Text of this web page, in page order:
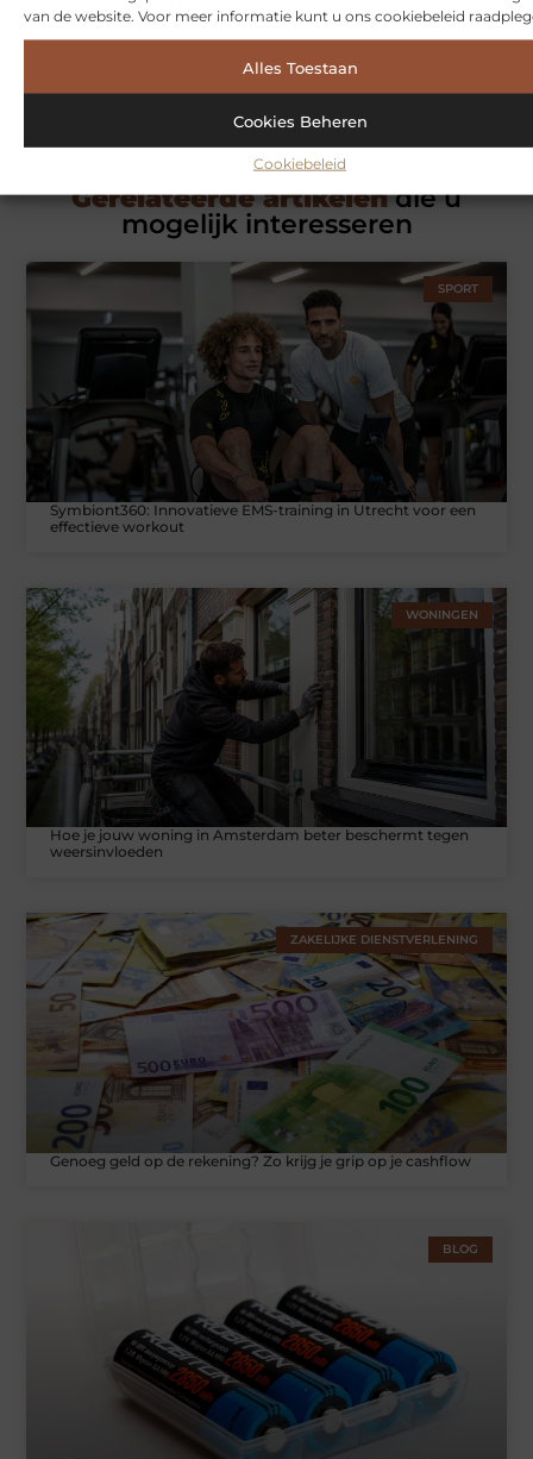
van de website. Voor meer informatie kunt u ons cookiebeleid
Alles Toestaan
Cookies Beheren
Cookiebeleid
Over ons Ons team
Gerelateerde artikelendie u
mogelijk interesseren
SPORT
Symbiont360: Innovatieve EMS-training in Utrecht voor een
effectieve workout
WONINGEN
Hoe je jouw woning in Amsterdam beter beschermt tegen
weersinvloeden
ZAKELIJKE DIENSTVERLENING
Genoeg geld op de rekening? Zo krijg je grip op je cashflow
BLOG